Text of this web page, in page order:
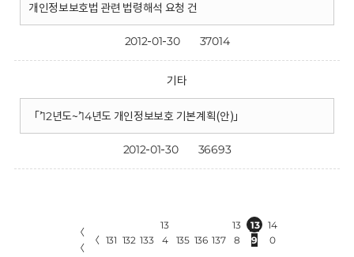
개인정보보호법 관련 법령해석 요청 건
2012-01-30 37014
기타
「’12년도~’14년도 개인정보보호 기본계획(안)」
2012-01-30 36693
〈
〈
〈 131 132 133
13
4
135 136 137
13
8
13
9
14
0